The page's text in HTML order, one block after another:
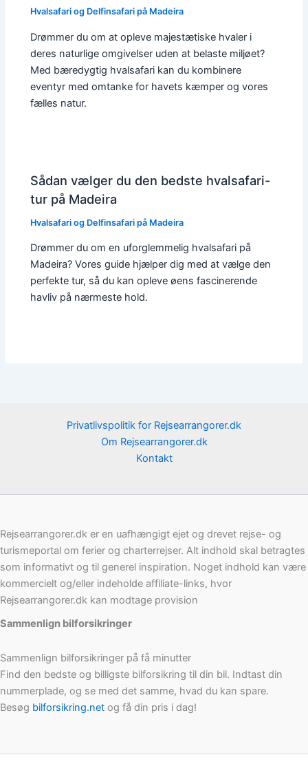
Hvalsafari og Delfinsafari på Madeira
Drømmer du om at opleve majestætiske hvaler i
deres naturlige omgivelser uden at belaste miljøet?
Med bæredygtig hvalsafari kan du kombinere
eventyr med omtanke for havets kæmper og vores
fælles natur.
Sådan vælger du den bedste hvalsafari-
tur på Madeira
Hvalsafari og Delfinsafari på Madeira
Drømmer du om en uforglemmelig hvalsafari på
Madeira? Vores guide hjælper dig med at vælge den
perfekte tur, så du kan opleve øens fascinerende
havliv på nærmeste hold.
Privatlivspolitik for Rejsearrangorer.dk
Om Rejsearrangorer.dk
Kontakt
Rejsearrangorer.dk er en uafhængigt ejet og drevet rejse- og
turismeportal om ferier og charterrejser. Alt indhold skal betragtes
som informativt og til generel inspiration. Noget indhold kan være
kommercielt og/eller indeholde affiliate-links, hvor
Rejsearrangorer.dk kan modtage provision
Sammenlign bilforsikringer
Sammenlign bilforsikringer på få minutter
Find den bedste og billigste bilforsikring til din bil. Indtast din
nummerplade, og se med det samme, hvad du kan spare.
Besøg bilforsikring.net og få din pris i dag!